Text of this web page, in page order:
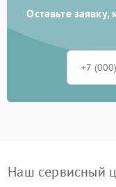
Оставьте
Наш сервисный